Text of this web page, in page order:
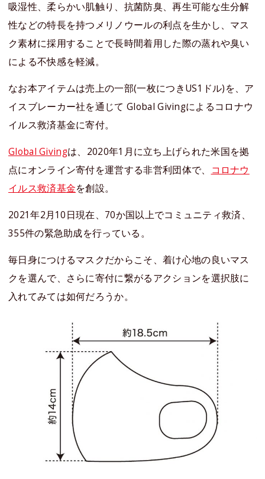
吸湿性、柔らかい肌触り、抗菌防臭、再生可能な生分解
性などの特長を持つメリノウールの利点を生かし、マス
ク素材に採用することで長時間着用した際の蒸れや臭い
による不快感を軽減。
なお本アイテムは売上の一部(一枚につきUS1ドル)を、ア
イスブレーカー社を通じて Global Givingによるコロナウ
イルス救済基金に寄付。
Global Givingは、2020年1月に立ち上げられた米国を拠
点にオンライン寄付を運営する非営利団体で、
コロナウ
イルス救済基金を創設。
2021年2月10日現在、70か国以上でコミュニティ救済、
355件の緊急助成を行っている。
毎日身につけるマスクだからこそ、着け心地の良いマス
クを選んで、さらに寄付に繋がるアクションを選択肢に
入れてみては如何だろうか。